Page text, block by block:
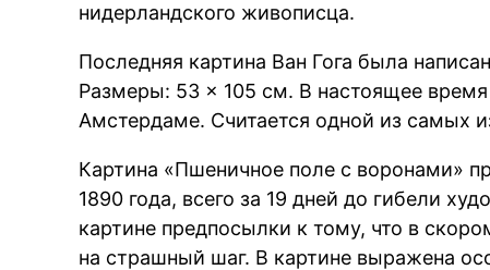
нидерландского живописца.
Последняя картина Ван Гога была
Размеры: 53 × 105 см. В настоящее время
Амстердаме. Считается одной из самых
Картина «Пшеничное поле с воронами»
1890 года, всего за 19 дней до гибели
картине предпосылки к тому, что в
на страшный шаг. В картине выражена